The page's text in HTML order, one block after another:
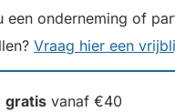
een onderneming of
Vraag hier een
gratis vanaf €40